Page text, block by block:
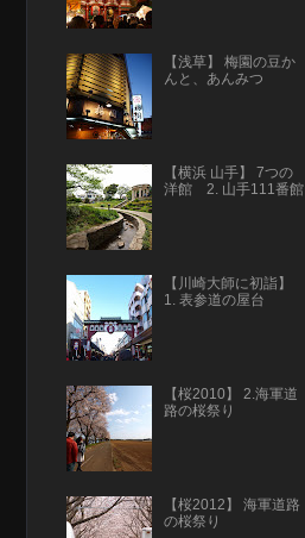
【浅草】 梅園の豆か
んと、あんみつ
【横浜 山手】 7つの
洋館 2. 山手111番館
【川崎大師に初詣】
1. 表参道の屋台
【桜2010】 2.海軍道
路の桜祭り
【桜2012】 海軍道路
の桜祭り